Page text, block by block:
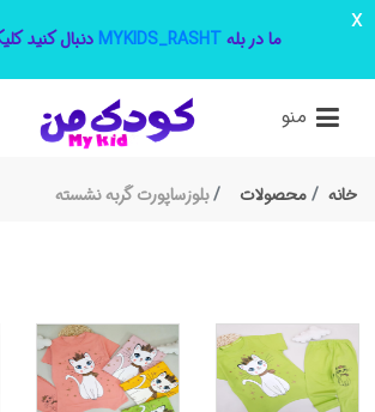
ما در بلهMYKIDS_RASHT دنبال کنید
x
منو
خانه محصولات بلوزساپورت گربه نشسته